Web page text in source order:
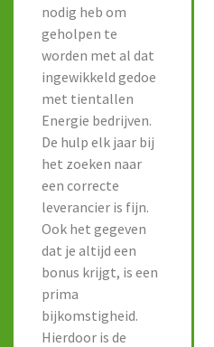
nodig heb om
geholpen te
worden met al dat
ingewikkeld gedoe
met tientallen
Energie bedrijven.
De hulp elk jaar bij
het zoeken naar
een correcte
leverancier is fijn.
Ook het gegeven
dat je altijd een
bonus krijgt, is een
prima
bijkomstigheid.
Hierdoor is de